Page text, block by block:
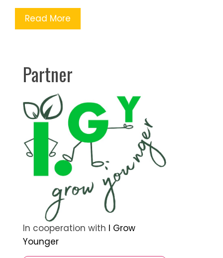
Read More
Partner
In cooperation with I Grow
Younger